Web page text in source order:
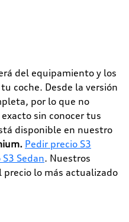
del equipamiento y los
coche. Desde la versión
por lo que no
sin conocer tus
disponible en nuestro
Pedir precio S3
Sedan. Nuestros
precio lo más actualizado